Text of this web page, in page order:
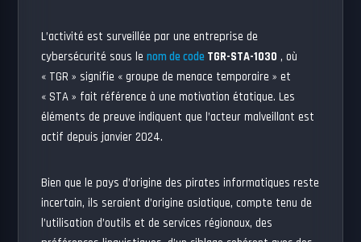
L’activité est surveillée par une entreprise de
cybersécurité sous lenom de code TGR-STA-1030 , où
« TGR » signifie « groupe de menace temporaire » et
« STA » fait référence à une motivation étatique. Les
éléments de preuve indiquent que l’acteur malveillant est
actif depuis janvier 2024.
Bien que le pays d’origine des pirates informatiques reste
incertain, ils seraient d’origine asiatique, compte tenu de
l’utilisation d’outils et de services régionaux, des